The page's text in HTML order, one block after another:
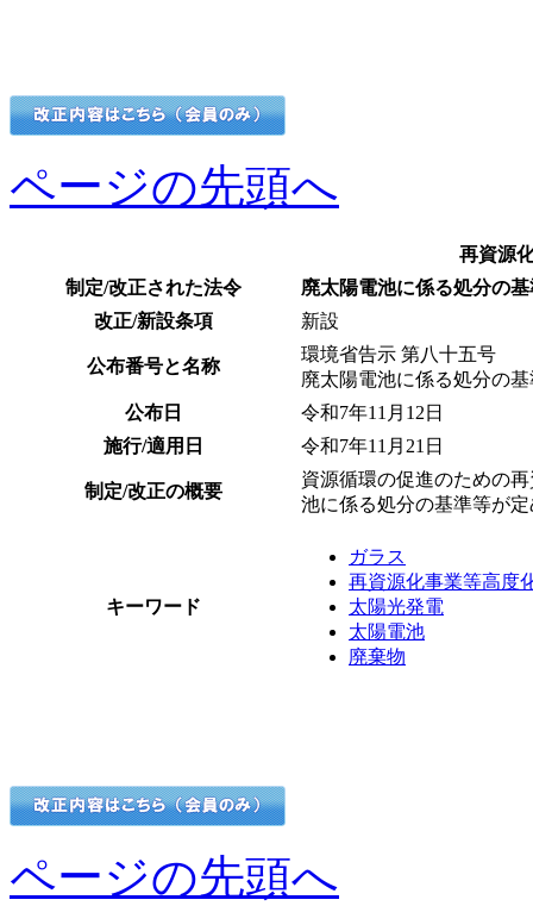
ページの先頭へ
再資源
制定/改正された法令
廃太陽電池に係る処分の
改正/新設条項
新設
公布番号と名称
環境省告示 第八十五号
廃太陽電池に係る処分の
公布日
令和7年11月12日
施行/適用日
令和7年11月21日
制定/改正の概要
資源循環の促進のための
池に係る処分の基準等が
キーワード
ガラス
再資源化事業等高度
太陽光発電
太陽電池
廃棄物
ページの先頭へ